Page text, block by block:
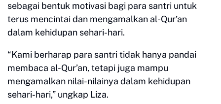
sebagai bentuk motivasi bagi para santri untuk
terus mencintai dan mengamalkan al-Qur’an
dalam kehidupan sehari-hari.
“Kami berharap para santri tidak hanya pandai
membaca al-Qur’an, tetapi juga mampu
mengamalkan nilai-nilainya dalam kehidupan
sehari-hari,” ungkap Liza.